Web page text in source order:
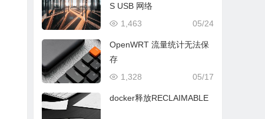
S USB 网络
05/24
1,463
OpenWRT 流量统计无法保
存
05/17
1,328
docker释放RECLAIMABLE